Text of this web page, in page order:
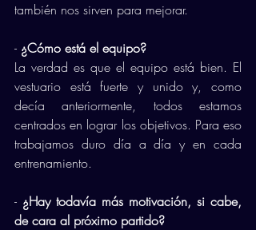
también nos sirven para mejorar.
- ¿Cómo está el equipo?
La verdad es que el equipo está bien. El
vestuario está fuerte y unido y, como
decía anteriormente, todos estamos
centrados en lograr los objetivos. Para eso
trabajamos duro día a día y en cada
entrenamiento.
- ¿Hay todavía más motivación, si cabe,
de cara al próximo partido?